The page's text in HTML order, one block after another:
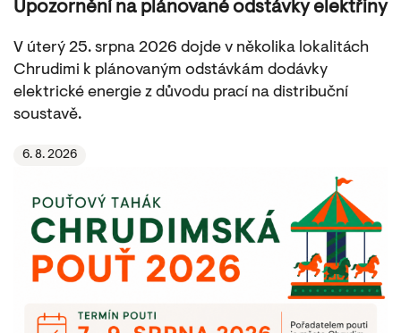
Upozornění na plánované odstávky elektřiny
V úterý 25. srpna 2026 dojde v několika lokalitách
Chrudimi k plánovaným odstávkám dodávky
elektrické energie z důvodu prací na distribuční
soustavě.
6. 8. 2026